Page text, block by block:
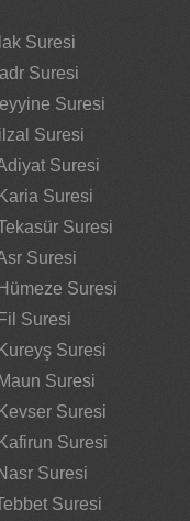
Suresi
Suresi
Suresi
Suresi
Suresi
Suresi
Suresi
Suresi
Suresi
Suresi
Suresi
Suresi
Suresi
Suresi
Suresi
Suresi